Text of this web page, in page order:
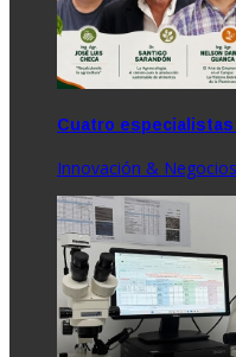
Cuatro
Innovación & Negocios